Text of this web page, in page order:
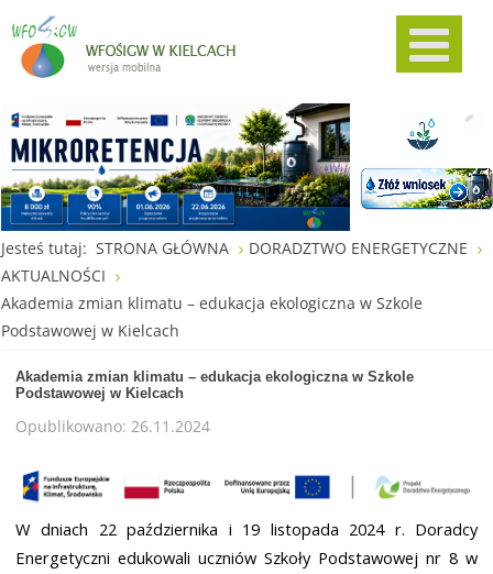
Jesteś tutaj: STRONA GŁÓWNA
DORADZTWO ENERGETYCZNE
AKTUALNOŚCI
Akademia zmian klimatu – edukacja ekologiczna w Szkole
Podstawowej w Kielcach
Akademia zmian klimatu – edukacja ekologiczna w Szkole
Podstawowej w Kielcach
Opublikowano: 26.11.2024
W dniach 22 października i 19 listopada 2024 r. Doradcy
Energetyczni edukowali uczniów Szkoły Podstawowej nr 8 w